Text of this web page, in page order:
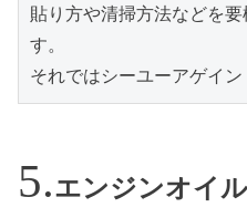
貼り方や清掃方法などを
す。
それではシーユーアゲイン
エンジンオイ